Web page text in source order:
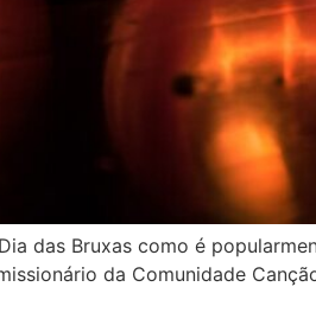
das Bruxas como é
da Comunidade